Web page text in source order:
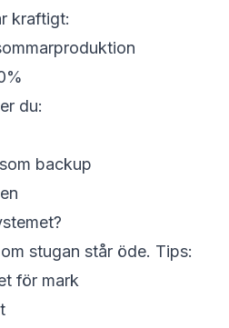
kraftigt:
du:
backup
stugan står öde. Tips:
för mark